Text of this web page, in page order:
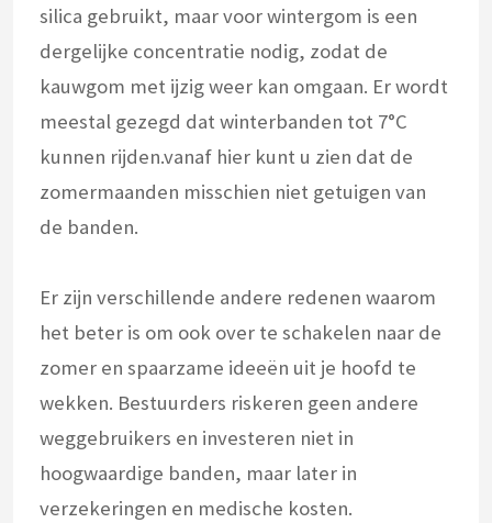
silica gebruikt, maar voor wintergom is een
dergelijke concentratie nodig, zodat de
kauwgom met ijzig weer kan omgaan. Er wordt
meestal gezegd dat winterbanden tot 7°C
kunnen rijden.vanaf hier kunt u zien dat de
zomermaanden misschien niet getuigen van
de banden.
Er zijn verschillende andere redenen waarom
het beter is om ook over te schakelen naar de
zomer en spaarzame ideeën uit je hoofd te
wekken. Bestuurders riskeren geen andere
weggebruikers en investeren niet in
hoogwaardige banden, maar later in
verzekeringen en medische kosten.